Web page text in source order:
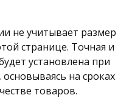
не учитывает размер
странице. Точная и
установлена при
на сроках
товаров.